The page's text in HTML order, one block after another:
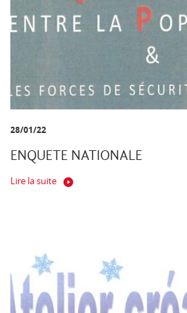
28/01/22
ENQUETE NATIONALE
Lire la suite